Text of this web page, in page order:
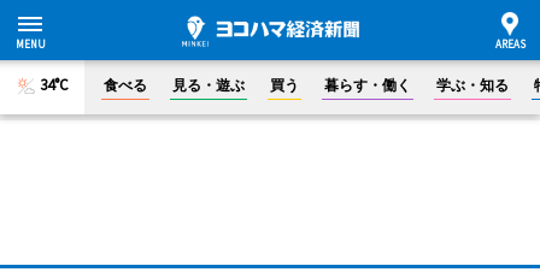
34°C 食べる 見る・遊ぶ 買う 暮らす・働く 学ぶ・知る